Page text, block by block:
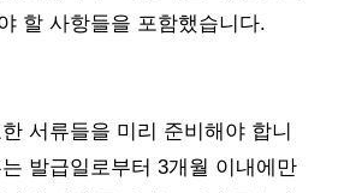
할 사항들을 포함했습니다.
서류들을 미리 준비해야 합니
발급일로부터 3개월 이내에만